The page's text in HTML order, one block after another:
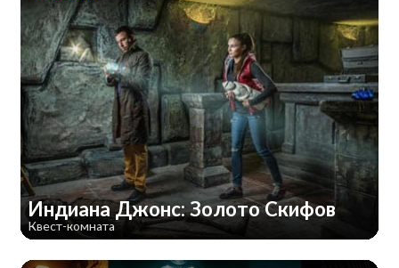
Индиана Джонс: Золото Скифов
Квест-комната